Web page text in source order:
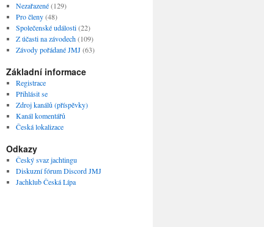
Nezařazené(129)
Pro členy(48)
Společenské události(22)
Z účasti na závodech(109)
Závody pořádané JMJ(63)
Základní informace
Registrace
Přihlásit se
Zdroj kanálů (příspěvky)
Kanál komentářů
Česká lokalizace
Odkazy
Český svaz jachtingu
Diskuzní fórum Discord JMJ
Jachklub Česká Lípa